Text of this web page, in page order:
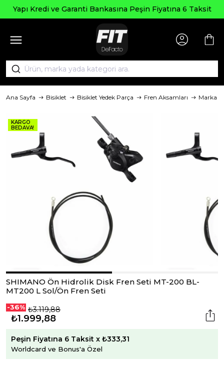
Yapı Kredi ve Garanti Bankasına Peşin Fiyatına 6 Taksit
Ana Sayfa Bisiklet Bisiklet Yedek Parça Fren Aksamları Marka
KARGO
BEDAVA!
SHIMANO Ön Hidrolik Disk Fren Seti MT-200 BL-
MT200 L Sol/Ön Fren Seti
-36% ₺3.119,88
₺1.999,88
Peşin Fiyatına 6 Taksit x ₺333,31
Worldcard ve Bonus'a Özel